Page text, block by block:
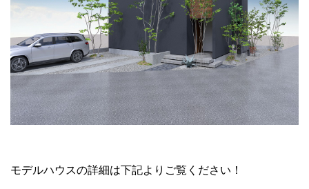
モデルハウスの詳細は下記よりご覧ください！